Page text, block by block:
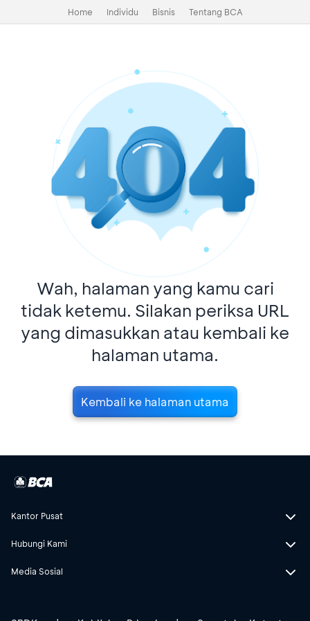
Home Individu Bisnis Tentang BCA
Wah, halaman yang kamu cari
tidak ketemu. Silakan periksa URL
yang dimasukkan atau kembali ke
halaman utama.
Kembali ke halaman utama
Kantor Pusat
Hubungi Kami
Media Sosial